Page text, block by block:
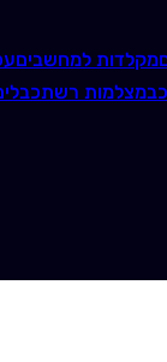
מקלדות למחשבים
מצלמות רשת